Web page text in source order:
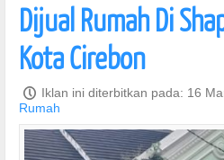
Dijual Rumah Di
Kota Cirebon
P Iklan ini diterbitkan pada: 16
Rumah